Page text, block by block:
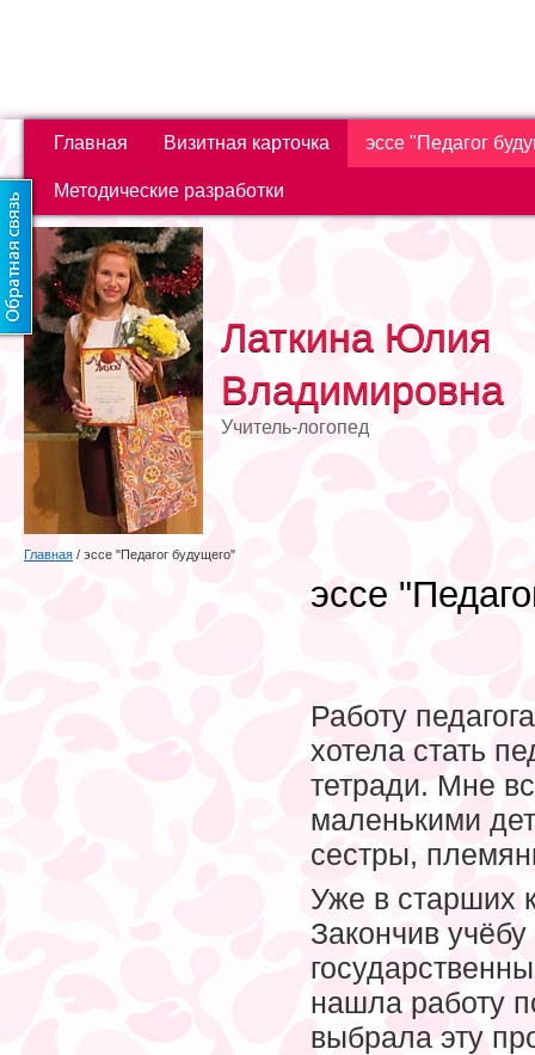
Главная Визитная карточка эссе "Педагог
Методические разработки
Латкина Юлия
Владимировна
Учитель-логопед
Главная / эссе "Педагог будущего"
эссе
Работу
хотела стать
тетради. Мне
маленькими
сестры,
Уже в старших
Закончив
нашла работу
выбрала эту